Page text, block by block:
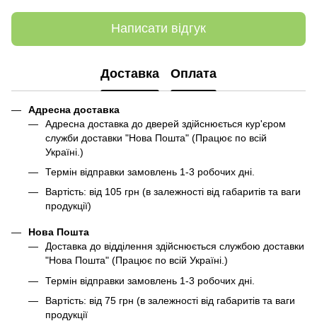
Написати відгук
Доставка Оплата
Адресна доставка
Адресна доставка до дверей здійснюється кур'єром
служби доставки "Нова Пошта" (Працює по всій
Україні.)
Термін відправки замовлень 1-3 робочих дні.
Вартість: від 105 грн (в залежності від габаритів та ваги
продукції)
Нова Пошта
Доставка до відділення здійснюється службою доставки
"Нова Пошта" (Працює по всій Україні.)
Термін відправки замовлень 1-3 робочих дні.
Вартість: від 75 грн (в залежності від габаритів та ваги
продукції